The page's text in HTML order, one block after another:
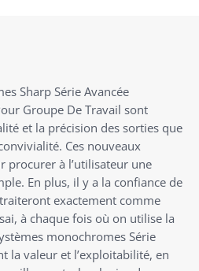
Sharp Série Avancée
Groupe De Travail sont
et la précision des sorties que
Ces nouveaux
procurer à l’utilisateur une
En plus, il y a la confiance de
exactement comme
à chaque fois où on utilise la
monochromes Série
la valeur et l’exploitabilité, en